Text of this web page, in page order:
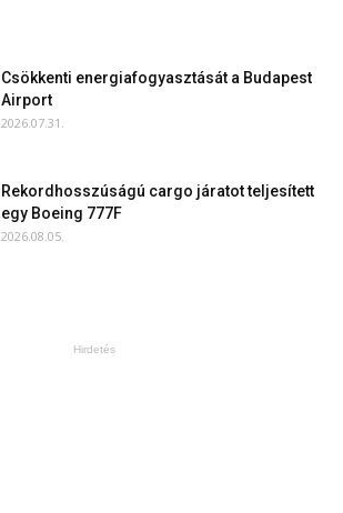
Csökkenti energiafogyasztását a Budapest
Airport
2026.07.31.
Rekordhosszúságú cargo járatot teljesített
egy Boeing 777F
2026.08.05.
Hirdetés